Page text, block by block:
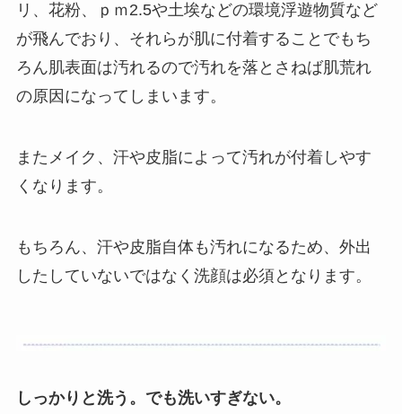
リ、花粉、ｐｍ2.5や土埃などの環境浮遊物質など
が飛んでおり、それらが肌に付着することでもち
ろん肌表面は汚れるので汚れを落とさねば肌荒れ
の原因になってしまいます。
またメイク、汗や皮脂によって汚れが付着しやす
くなります。
もちろん、汗や皮脂自体も汚れになるため、外出
したしていないではなく洗顔は必須となります。
しっかりと洗う。でも洗いすぎない。